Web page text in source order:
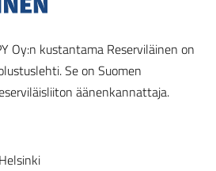
Oy:n kustantama Reserviläinen on
Se on Suomen
äänenkannattaja.